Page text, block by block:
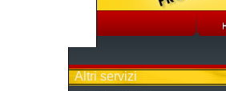
Altri servizi